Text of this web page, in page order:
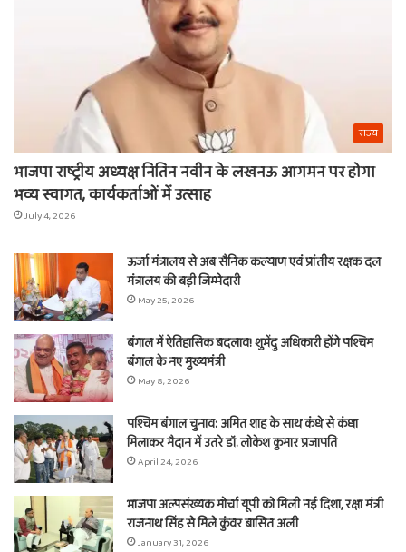
राज्य
भाजपा राष्ट्रीय अध्यक्ष नितिन नवीन के लखनऊ आगमन पर होगा
भव्य स्वागत, कार्यकर्ताओं में उत्साह
July 4, 2026
ऊर्जा मंत्रालय से अब सैनिक कल्याण एवं प्रांतीय रक्षक दल
मंत्रालय की बड़ी जिम्मेदारी
May 25, 2026
बंगाल में ऐतिहासिक बदलाव! शुभेंदु अधिकारी होंगे पश्चिम
बंगाल के नए मुख्यमंत्री
May 8, 2026
पश्चिम बंगाल चुनाव: अमित शाह के साथ कंधे से कंधा
मिलाकर मैदान में उतरे डॉ. लोकेश कुमार प्रजापति
April 24, 2026
भाजपा अल्पसंख्यक मोर्चा यूपी को मिली नई दिशा, रक्षा मंत्री
राजनाथ सिंह से मिले कुंवर बासित अली
January 31, 2026